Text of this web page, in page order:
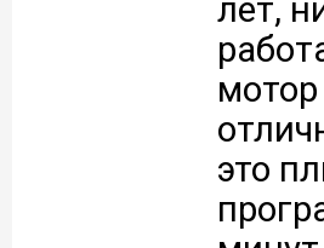
лет,
это